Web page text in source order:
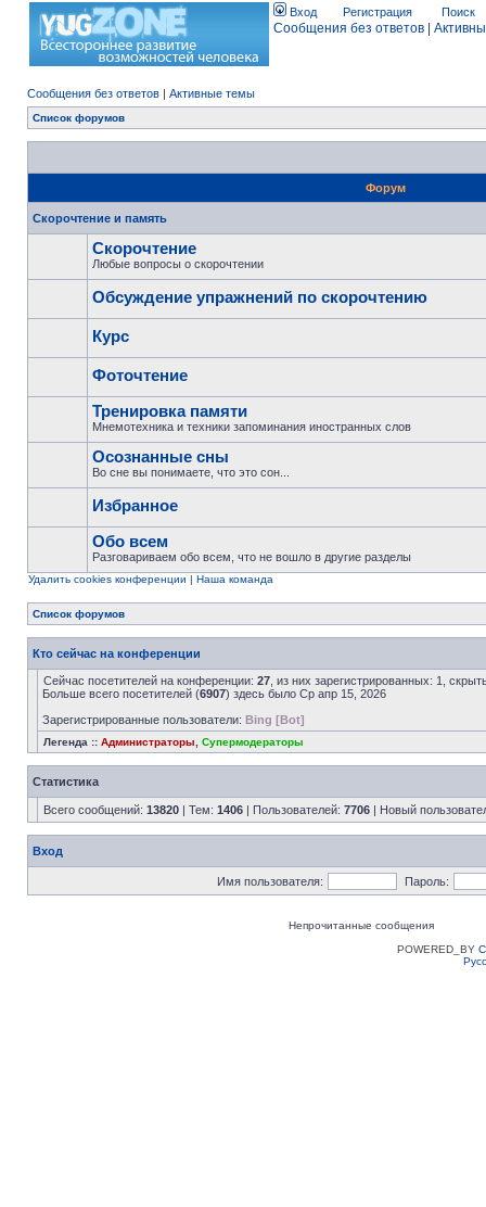
Вход Регистрация Поиск
Сообщения без ответов
Сообщения без ответов | Активные темы
Список форумов
Форум
Скорочтение и память
Скорочтение
Любые вопросы о скорочтении
Обсуждение упражнений по скорочтению
Курс
Фоточтение
Тренировка памяти
Мнемотехника и техники запоминания иностранных слов
Осознанные сны
Во сне вы понимаете, что это сон...
Избранное
Обо всем
Разговариваем обо всем, что не вошло в другие разделы
Удалить cookies конференции | Наша команда
Список форумов
Кто сейчас на конференции
Сейчас посетителей на конференции: 27 , из них зарегистрированных: 1,
Больше всего посетителей (6907) здесь было Ср апр 15, 2026
Зарегистрированные пользователи: Bing [Bot]
Легенда :: Администраторы Супермодераторы
Статистика
Всего сообщений: 13820 | Тем: 1406 | Пользователей: 7706 | Новый
Вход
Имя пользователя: Пароль:
Непрочитанные сообщения
POWERED_BY